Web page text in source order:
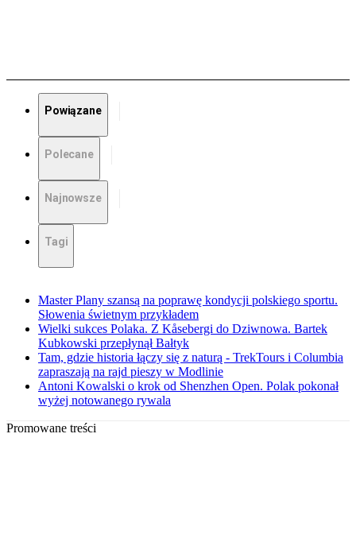
Powiązane
Polecane
Najnowsze
Tagi
Master Plany szansą na poprawę kondycji polskiego sportu.
Słowenia świetnym przykładem
Wielki sukces Polaka. Z Kåsebergi do Dziwnowa. Bartek
Kubkowski przepłynął Bałtyk
Tam, gdzie historia łączy się z naturą - TrekTours i Columbia
zapraszają na rajd pieszy w Modlinie
Antoni Kowalski o krok od Shenzhen Open. Polak pokonał
wyżej notowanego rywala
Promowane treści